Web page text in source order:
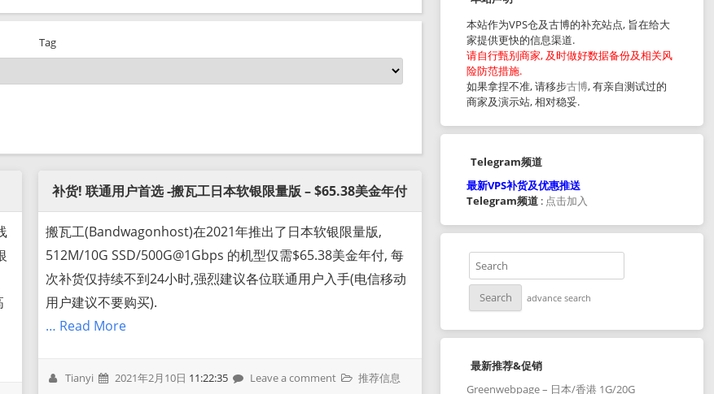
Tag
补货! 联通用户首选 -搬瓦工日本软银限量版 – $65.38美金年付
搬瓦工(Bandwagonhost)在2021年推出了日本软银限量版,
512M/10G SSD/500G@1Gbps 的机型仅需$65.38美金年付, 每
次补货仅持续不到24小时,强烈建议各位联通用户入手(电信移动
用户建议不要购买).
… Read More
Tianyi 2021年2月10日 11:22:35 Leave a comment
推荐信息
本站作为VPS仓及古博的补充站点, 旨在给大
家提供更快的信息渠道.
请自行甄别商家, 及时做好数据备份及相关风
险防范措施.
如果拿捏不准, 请移步古博, 有亲自测试过的
商家及演示站, 相对稳妥.
Telegram频道
最新VPS补货及优惠推送
Telegram频道 : 点击加入
advance search
最新推荐&促销
Greenwebpage – 日本/香港 1G/20G